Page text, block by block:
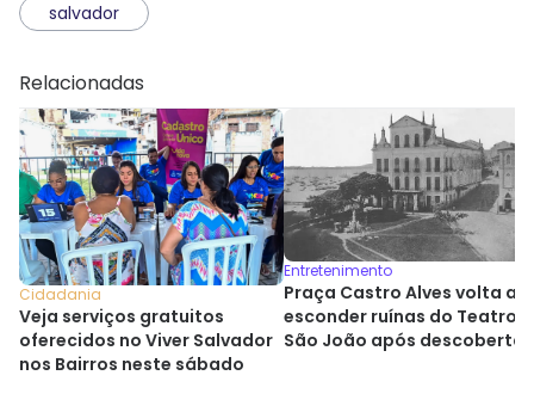
salvador
Relacionadas
Cidadania
Veja serviços gratuitos
oferecidos no Viver Salvador
nos Bairros neste sábado
Entretenimento
Praça Castro Alves volta a
esconder ruínas do Teatro
São João após descoberta